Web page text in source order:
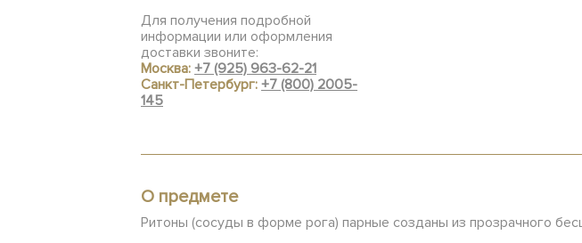
Для получения подробной
информации или оформления
доставки звоните:
Москва: +7 (925) 963-62-21
Санкт-Петербург: +7 (800) 2005-
145
О предмете
Ритоны (сосуды в форме рога) парные созданы из прозрачного